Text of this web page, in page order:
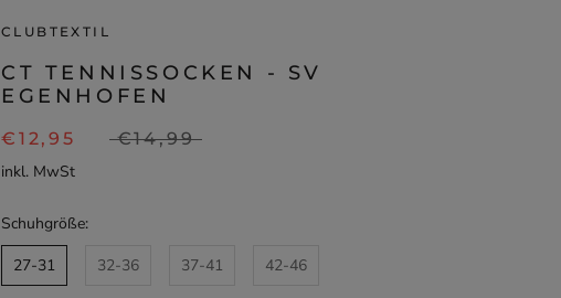
CLUBTEXTIL
CT TENNISSOCKEN - SV
EGENHOFEN
€12,95
€14,99
inkl. MwSt
Schuhgröße:
27-31
32-36 37-41 42-46